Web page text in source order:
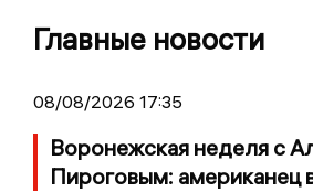
Главные новости
08/08/2026 17:35
Воронежская неделя с
Пироговым: американец